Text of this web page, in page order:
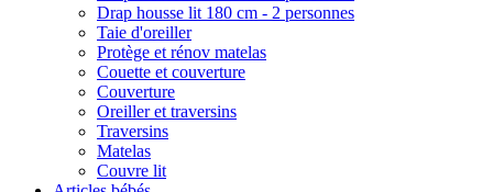
Drap housse lit 180 cm - 2 personnes
Taie d'oreiller
Protège et rénov matelas
Couette et couverture
Couverture
Oreiller et traversins
Traversins
Matelas
Couvre lit